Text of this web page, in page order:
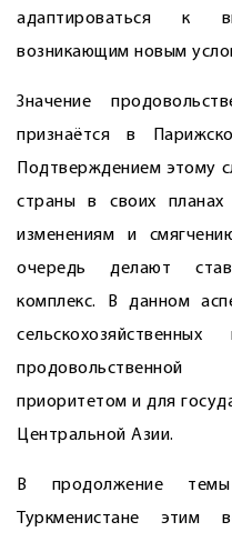
адаптироваться к
возникающим новым
Значение
признаётся в
Подтверждением этому
страны в своих планах
изменениям и
очередь делают
комплекс. В данном
продовольственной
приоритетом и для
Центральной Азии.
В продолжение
Туркменистане этим